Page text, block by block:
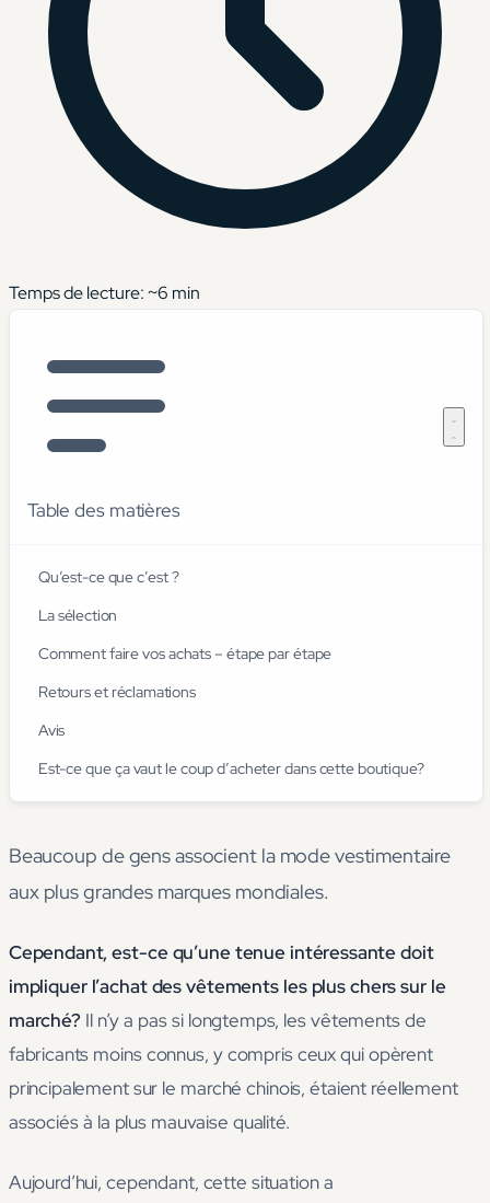
Temps de lecture: ~6 min
Table des matières
Qu’est-ce que c’est ?
La sélection
Comment faire vos achats – étape par étape
Retours et réclamations
Avis
Est-ce que ça vaut le coup d’acheter dans cette boutique?
Beaucoup de gens associent la mode vestimentaire
aux plus grandes marques mondiales.
Cependant, est-ce qu’une tenue intéressante doit
impliquer l’achat des vêtements les plus chers sur le
marché? Il n’y a pas si longtemps, les vêtements de
fabricants moins connus, y compris ceux qui opèrent
principalement sur le marché chinois, étaient réellement
associés à la plus mauvaise qualité.
Aujourd’hui, cependant, cette situation a